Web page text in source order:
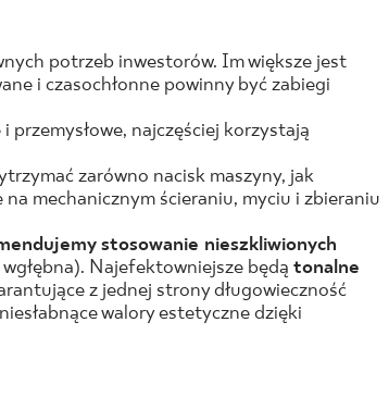
potrzeb inwestorów. Im większe jest
i czasochłonne powinny być zabiegi
najczęściej korzystają
zarówno nacisk maszyny, jak
mechanicznym ścieraniu, myciu i zbieraniu
stosowanie nieszkliwionych
Najefektowniejsze będą tonalne
z jednej strony długowieczność
walory estetyczne dzięki